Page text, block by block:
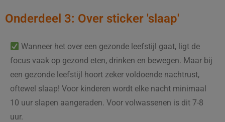
Onderdeel 3: Over sticker 'slaap'
Wanneer het over een gezonde leefstijl gaat, ligt de
focus vaak op gezond eten, drinken en bewegen. Maar bij
een gezonde leefstijl hoort zeker voldoende nachtrust,
oftewel slaap! Voor kinderen wordt elke nacht minimaal
10 uur slapen aangeraden. Voor volwassenen is dit 7-8
uur.